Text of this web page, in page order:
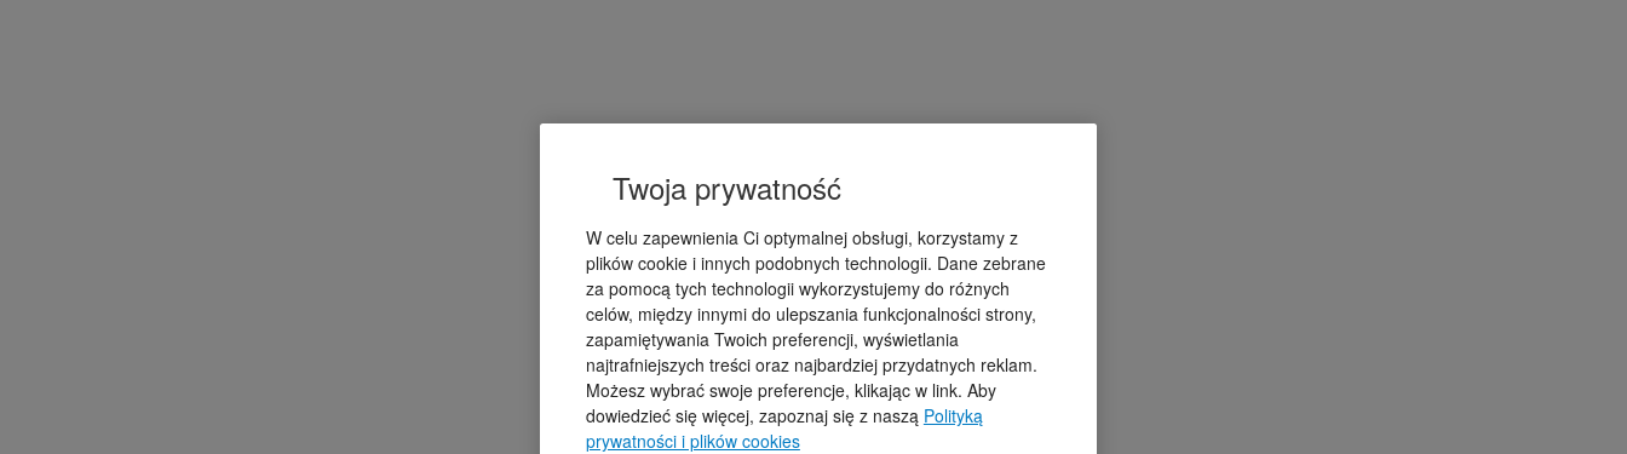
Twoja prywatność
W celu zapewnienia Ci optymalnej obsługi, korzystamy z
plików cookie i innych podobnych technologii. Dane zebrane
za pomocą tych technologii wykorzystujemy do różnych
celów, między innymi do ulepszania funkcjonalności strony,
zapamiętywania Twoich preferencji, wyświetlania
najtrafniejszych treści oraz najbardziej przydatnych reklam.
Możesz wybrać swoje preferencje, klikając w link. Aby
dowiedzieć się więcej, zapoznaj się z naszą Polityką
prywatności i plików cookies